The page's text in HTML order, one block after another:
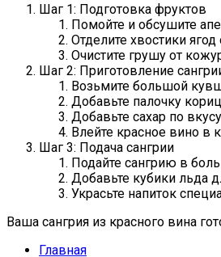
Шаг 1: Подготовка фруктов
Помойте и обсушите
Отделите хвостики
Очистите грушу от
Шаг 2: Приготовление
Возьмите большой
Добавьте палочку
Добавьте сахар по
Влейте красное вино в
Шаг 3: Подача сангрии
Подайте сангрию в
Добавьте кубики льда
Украсьте напиток
Ваша сангрия из красного вина
Главная